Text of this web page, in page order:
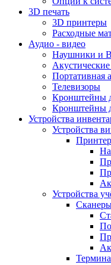
3D печать
3D принтеры
Расходные
Аудио - видео
Наушники и
Портативная
Телевизоры
Кронштейны
Кронштейны
Устройства
Устройства
Устройства